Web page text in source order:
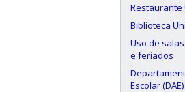
Restaurante
Biblioteca
Uso de
e feriados
Escolar (DAE)